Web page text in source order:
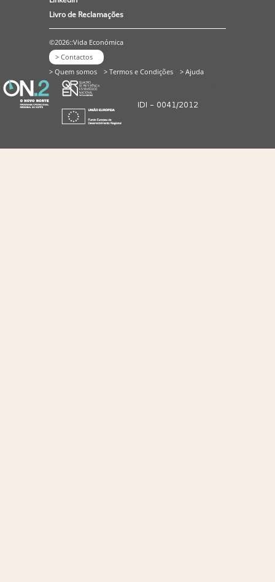
Livro de Reclamações
©2026::Vida Económica
> Contactos
> Quem somos
> Termos e Condições > Ajuda